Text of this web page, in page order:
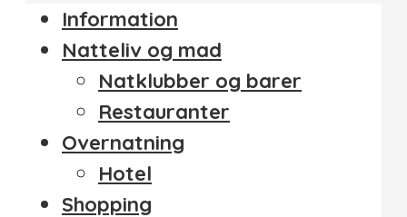
Information
Natteliv og mad
Natklubber og barer
Restauranter
Overnatning
Hotel
Shopping